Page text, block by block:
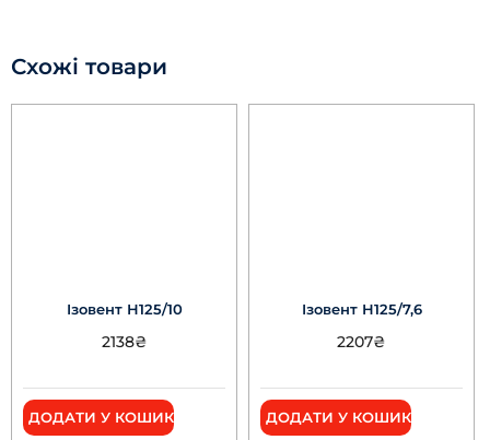
Схожі товари
Ізовент Н125/10
2138₴
ДОДАТИ У КОШИК
Ізовент Н125/7,6
2207₴
ДОДАТИ У КОШИК